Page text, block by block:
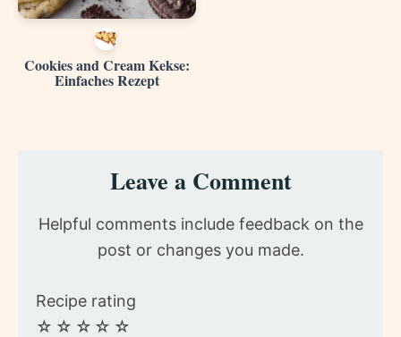
Cookies and Cream Kekse:
Einfaches Rezept
InteractionsLeave a Comment
Helpful comments include feedback on the
post or changes you made.
Recipe rating
☆
☆
☆
☆
☆